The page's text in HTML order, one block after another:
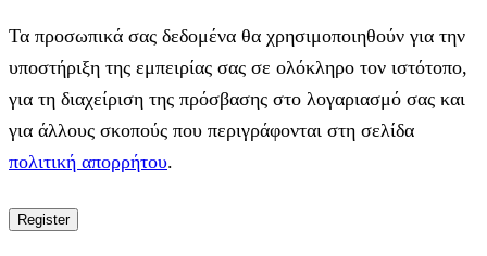
Τα προσωπικά σας δεδομένα θα χρησιμοποιηθούν για την
υποστήριξη της εμπειρίας σας σε ολόκληρο τον ιστότοπο,
για τη διαχείριση της πρόσβασης στο λογαριασμό σας και
για άλλους σκοπούς που περιγράφονται στη σελίδα
πολιτική απορρήτου.
Register